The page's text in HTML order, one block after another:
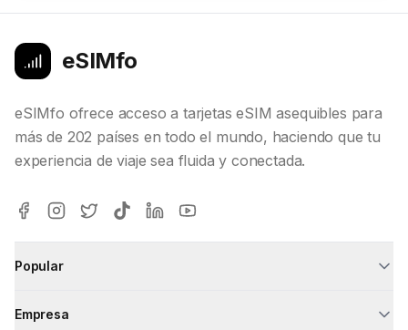
eSIMfo
eSIMfo ofrece acceso a tarjetas eSIM asequibles para
más de 202 países en todo el mundo, haciendo que tu
experiencia de viaje sea fluida y conectada.
Popular
Empresa